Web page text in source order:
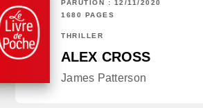
PARUTION : 12/11/2020
1680 PAGES
THRILLER
ALEX CROSS
James Patterson